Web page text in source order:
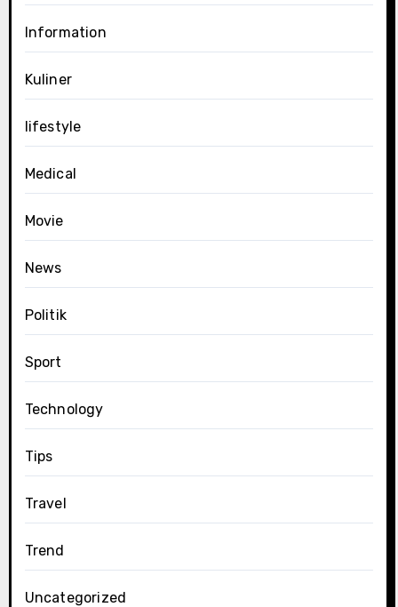
Information
Kuliner
lifestyle
Medical
Movie
News
Politik
Sport
Technology
Tips
Travel
Trend
Uncategorized